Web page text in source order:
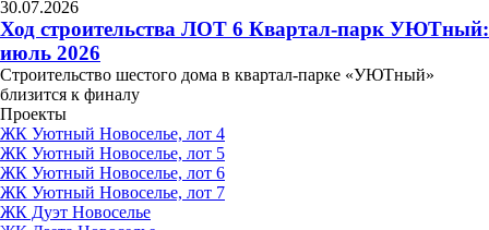
30.07.2026
Ход строительства ЛОТ 6 Квартал-парк УЮТный:
июль 2026
Строительство шестого дома в квартал-парке «УЮТный»
близится к финалу
Проекты
ЖК Уютный Новоселье, лот 4
ЖК Уютный Новоселье, лот 5
ЖК Уютный Новоселье, лот 6
ЖК Уютный Новоселье, лот 7
ЖК Дуэт Новоселье